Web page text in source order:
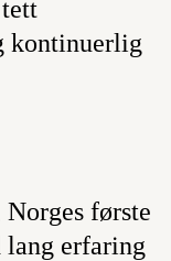
kontinuerlig
første
lang erfaring